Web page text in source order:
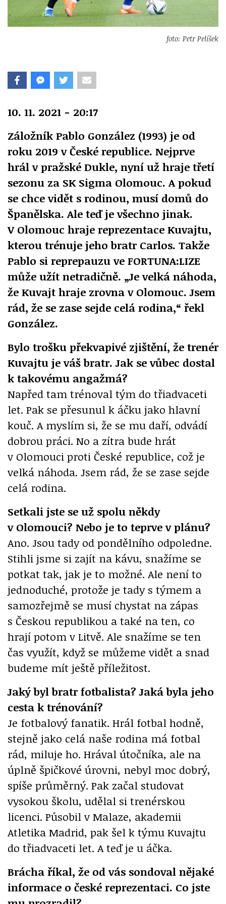
foto: Petr Pelíšek
10. 11. 2021 - 20:17
Záložník Pablo González (1993) je od
roku 2019 v České republice. Nejprve
hrál v pražské Dukle, nyní už hraje třetí
sezonu za SK Sigma Olomouc. A pokud
se chce vidět s rodinou, musí domů do
Španělska. Ale teď je všechno jinak.
V Olomouc hraje reprezentace Kuvajtu,
kterou trénuje jeho bratr Carlos. Takže
Pablo si reprepauzu ve FORTUNA:LIZE
může užít netradičně. „Je velká náhoda,
že Kuvajt hraje zrovna v Olomouc. Jsem
rád, že se zase sejde celá rodina,“ řekl
González.
Bylo trošku překvapivé zjištění, že trenér
Kuvajtu je váš bratr. Jak se vůbec dostal
k takovému angažmá?
Napřed tam trénoval tým do třiadvaceti
let. Pak se přesunul k áčku jako hlavní
kouč. A myslím si, že se mu daří, odvádí
dobrou práci. No a zítra bude hrát
v Olomouci proti České republice, což je
velká náhoda. Jsem rád, že se zase sejde
celá rodina.
Setkali jste se už spolu někdy
v Olomouci? Nebo je to teprve v plánu?
Ano. Jsou tady od pondělního odpoledne.
Stihli jsme si zajít na kávu, snažíme se
potkat tak, jak je to možné. Ale není to
jednoduché, protože je tady s týmem a
samozřejmě se musí chystat na zápas
s Českou republikou a také na ten, co
hrají potom v Litvě. Ale snažíme se ten
čas využít, když se můžeme vidět a snad
budeme mít ještě příležitost.
Jaký byl bratr fotbalista? Jaká byla jeho
cesta k trénování?
Je fotbalový fanatik. Hrál fotbal hodně,
stejně jako celá naše rodina má fotbal
rád, miluje ho. Hrával útočníka, ale na
úplně špičkové úrovni, nebyl moc dobrý,
spíše průměrný. Pak začal studovat
vysokou školu, udělal si trenérskou
licenci. Působil v Malaze, akademii
Atletika Madrid, pak šel k týmu Kuvajtu
do třiadvaceti let. A teď je u áčka.
Brácha říkal, že od vás sondoval nějaké
informace o české reprezentaci. Co jste